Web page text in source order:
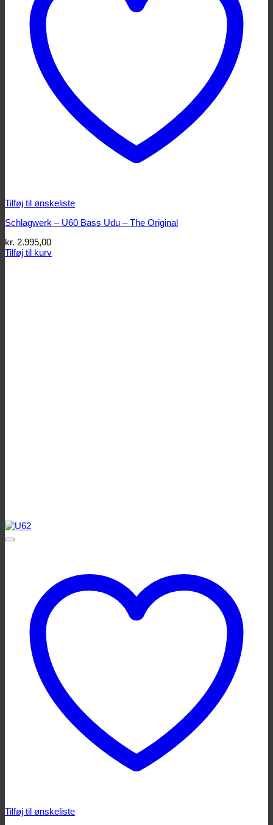
Tilføj til ønskeliste
Schlagwerk – U60 Bass Udu – The Original
kr. 2.995,00
Tilføj til kurv
Tilføj til ønskeliste